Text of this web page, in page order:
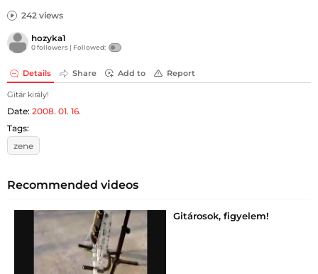
242 views
hozyka1
0 followers | Followed:
Details Share Add to Report
Gitár király!
Date: 2008. 01. 16.
Tags:
zene
Recommended videos
Gitárosok, figyelem!